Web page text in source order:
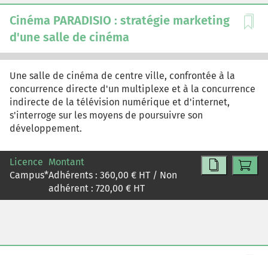
Cinéma PARADISIO : stratégie marketing
d'une salle de cinéma
Une salle de cinéma de centre ville, confrontée à la
concurrence directe d'un multiplexe et à la concurrence
indirecte de la télévision numérique et d'internet,
s'interroge sur les moyens de poursuivre son
développement.
Licence
Campus*
Montant
Adhérents : 360,00 € HT / Non
adhérent : 720,00 € HT